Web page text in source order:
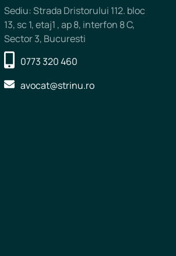
Sediu: Strada Dristorului 112. bloc
13, sc 1, etaj1 , ap 8, interfon 8 C,
Sector 3, Bucuresti
0773 320 460
avocat@strinu.ro